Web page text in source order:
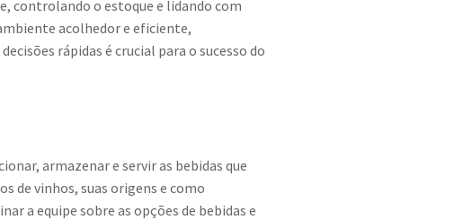
controlando o estoque e lidando com
acolhedor e eficiente,
rápidas é crucial para o sucesso do
armazenar e servir as bebidas que
de vinhos, suas origens e como
a equipe sobre as opções de bebidas e